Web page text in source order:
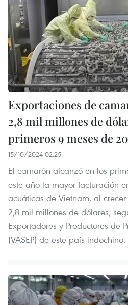
Exportaciones de
2,8 mil millones de
primeros 9 meses de
15/10/2024 02:25
El camarón alcanzó en los
este año la mayor facturación
acuáticas de Vietnam, al
2,8 mil millones de dólares,
Exportadores y Productores de
(VASEP) de este país indochino.